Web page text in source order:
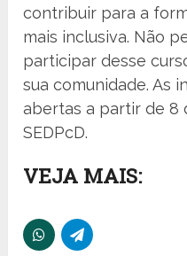
contribuir para a
mais inclusiva. Não
participar desse
sua comunidade. As
abertas a partir de 8
SEDPcD.
VEJA MAIS: